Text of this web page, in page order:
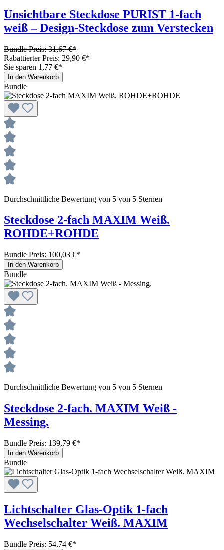
Unsichtbare Steckdose PURIST 1-fach
weiß – Design-Steckdose zum Verstecken
Bundle Preis: 31,67 €*
Rabattierter Preis: 29,90 €*
Sie sparen 1,77 €*
In den Warenkorb
Bundle
Durchschnittliche Bewertung von 5 von 5 Sternen
Steckdose 2-fach MAXIM Weiß.
ROHDE+ROHDE
Bundle Preis: 100,03 €*
In den Warenkorb
Bundle
Durchschnittliche Bewertung von 5 von 5 Sternen
Steckdose 2-fach. MAXIM Weiß -
Messing.
Bundle Preis: 139,79 €*
In den Warenkorb
Bundle
Lichtschalter Glas-Optik 1-fach
Wechselschalter Weiß. MAXIM
Bundle Preis: 54,74 €*